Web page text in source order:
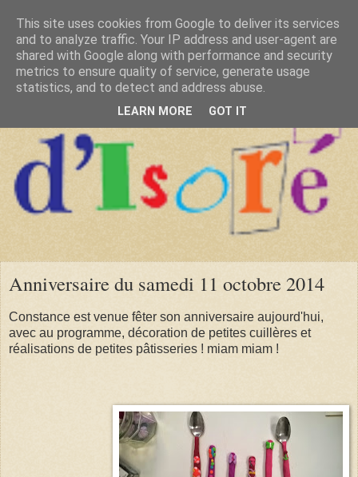
Anniversaire du samedi 11 octobre 2014
Constance est venue fêter son anniversaire aujourd'hui,
avec au programme, décoration de petites cuillères et
réalisations de petites pâtisseries ! miam miam !
This site uses cookies from Google to deliver its services
and to analyze traffic. Your IP address and user-agent are
shared with Google along with performance and security
metrics to ensure quality of service, generate usage
statistics, and to detect and address abuse.
LEARN MORE GOT IT